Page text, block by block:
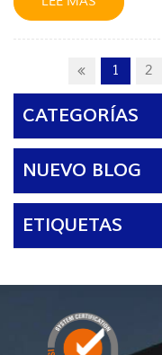
aislar zonas de
pozo? Un sello pack-
instalado en equipos...
1 2
CATEGORÍAS
NUEVO BLOG
ETIQUETAS